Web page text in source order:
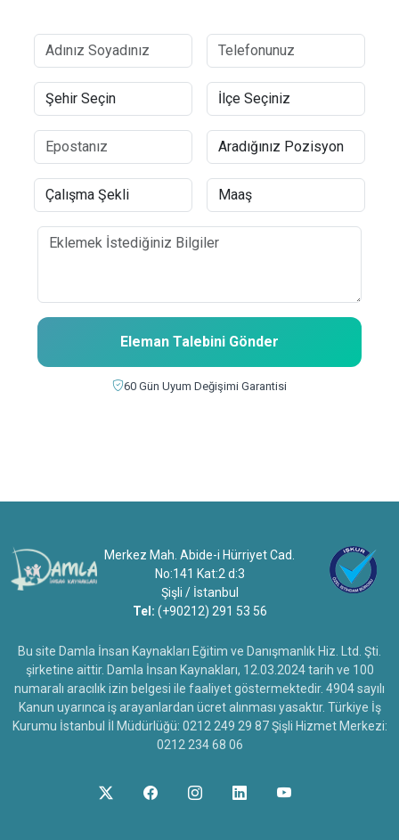
Eleman Talebini Gönder
60 Gün Uyum Değişimi Garantisi
Merkez Mah. Abide-i Hürriyet Cad.
No:141 Kat:2 d:3
Şişli / İstanbul
Tel: (+90212) 291 53 56
Bu site Damla İnsan Kaynakları Eğitim ve Danışmanlık Hiz. Ltd. Şti.
şirketine aittir. Damla İnsan Kaynakları, 12.03.2024 tarih ve 100
numaralı aracılık izin belgesi ile faaliyet göstermektedir. 4904 sayılı
Kanun uyarınca iş arayanlardan ücret alınması yasaktır. Türkiye İş
Kurumu İstanbul İl Müdürlüğü: 0212 249 29 87 Şişli Hizmet Merkezi:
0212 234 68 06